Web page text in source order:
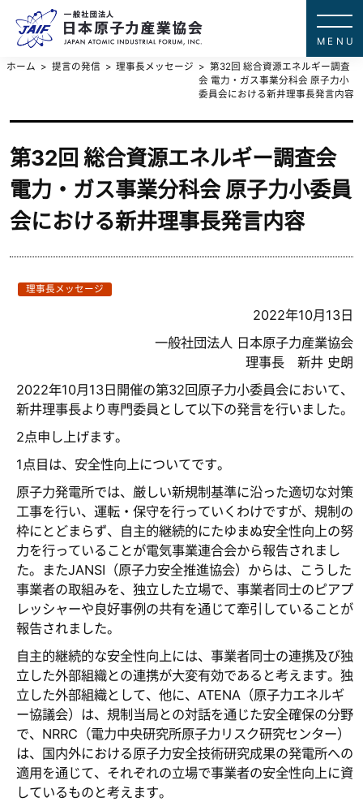
ホーム 提言の発信 理事長メッセージ
第32回 総合資源エネルギー調査
会 電力・ガス事業分科会 原子力小
委員会における新井理事長発言内容
第32回 総合資源エネルギー調査会
電力・ガス事業分科会 原子力小委員
会における新井理事長発言内容
理事長メッセージ
2022年10月13日
一般社団法人 日本原子力産業協会
理事長 新井 史朗
2022年10月13日開催の第32回原子力小委員会において、
新井理事長より専門委員として以下の発言を行いました。
2点申し上げます。
1点目は、安全性向上についてです。
原子力発電所では、厳しい新規制基準に沿った適切な対策
工事を行い、運転・保守を行っていくわけですが、規制の
枠にとどまらず、自主的継続的にたゆまぬ安全性向上の努
力を行っていることが電気事業連合会から報告されまし
た。またJANSI（原子力安全推進協会）からは、こうした
事業者の取組みを、独立した立場で、事業者同士のピアプ
レッシャーや良好事例の共有を通じて牽引していることが
報告されました。
自主的継続的な安全性向上には、事業者同士の連携及び独
立した外部組織との連携が大変有効であると考えます。独
立した外部組織として、他に、ATENA（原子力エネルギ
ー協議会）は、規制当局との対話を通じた安全確保の分野
で、NRRC（電力中央研究所原子力リスク研究センター）
は、国内外における原子力安全技術研究成果の発電所への
適用を通じて、それぞれの立場で事業者の安全性向上に資
しているものと考えます。